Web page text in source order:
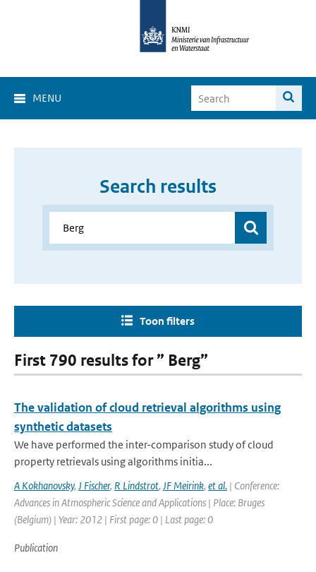
MENU
Search results
Toon filters
First 790 results for ” Berg”
The validation of cloud retrieval algorithms using
synthetic datasets
We have performed the inter-comparison study of cloud
property retrievals using algorithms initia...
A Kokhanovsky, J Fischer, R Lindstrot, JF Meirink, et al. | Conference:
Advances in Atmospheric Science and Applications | Place: Bruges
(Belgium) | Year: 2012 | First page: 0 | Last page: 0
Publication